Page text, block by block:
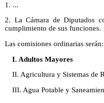
1. ...
2. La Cámara de Diputados
cumplimiento de sus funciones.
Las comisiones ordinarias serán:
I. Adultos Mayores
II. Agricultura y Sistemas de
III. Agua Potable y